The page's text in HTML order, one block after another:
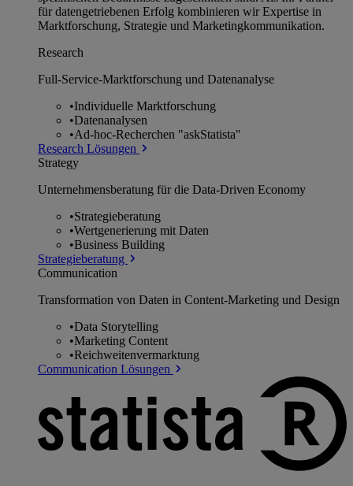
für datengetriebenen Erfolg kombinieren wir Expertise in
Marktforschung, Strategie und Marketingkommunikation.
Research
Full-Service-Marktforschung und Datenanalyse
•Individuelle Marktforschung
•Datenanalysen
•Ad-hoc-Recherchen "askStatista"
Research Lösungen
Strategy
Unternehmens­beratung für die Data-Driven Economy
•Strategieberatung
•Wertgenerierung mit Daten
•Business Building
Strategieberatung
Communication
Transformation von Daten in Content-Marketing und Design
•Data Storytelling
•Marketing Content
•Reichweitenvermarktung
Communication Lösungen